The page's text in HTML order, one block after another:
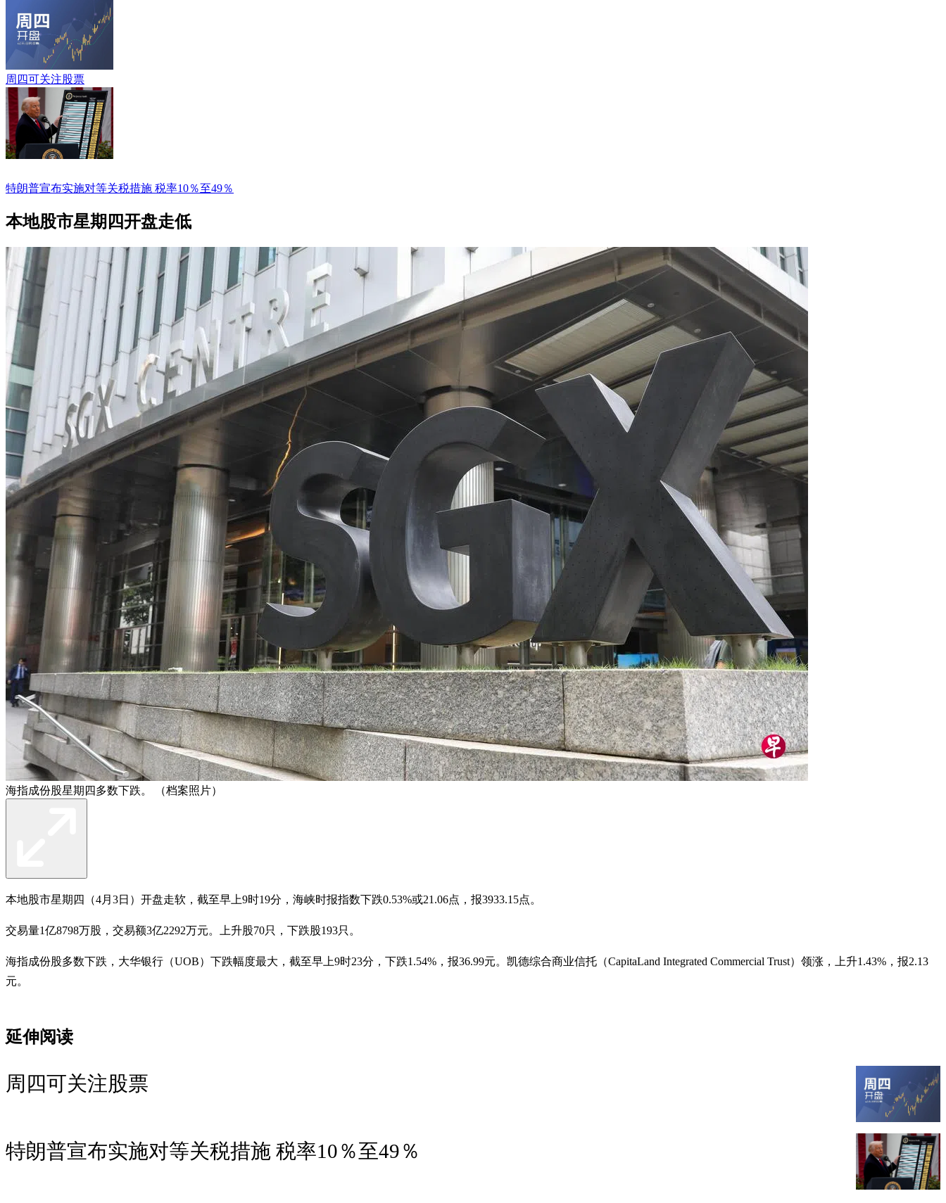
周四可关注股票
特朗普宣布实施对等关税措施 税率10％至49％
本地股市星期四开盘走低
海指成份股星期四多数下跌。 （档案照片）
本地股市星期四（4月3日）开盘走软，截至早上9时19分，海峡时报指数下跌0.53%或21.06点，报3933.15点。
交易量1亿8798万股，交易额3亿2292万元。上升股70只，下跌股193只。
海指成份股多数下跌，大华银行（UOB）下跌幅度最大，截至早上9时23分，下跌1.54%，报36.99元。凯德综合商业信托（CapitaLand Integrated Commercial Trust）领涨，上升1.43%，报2.13
元。
延伸阅读
周四可关注股票
特朗普宣布实施对等关税措施 税率10％至49％